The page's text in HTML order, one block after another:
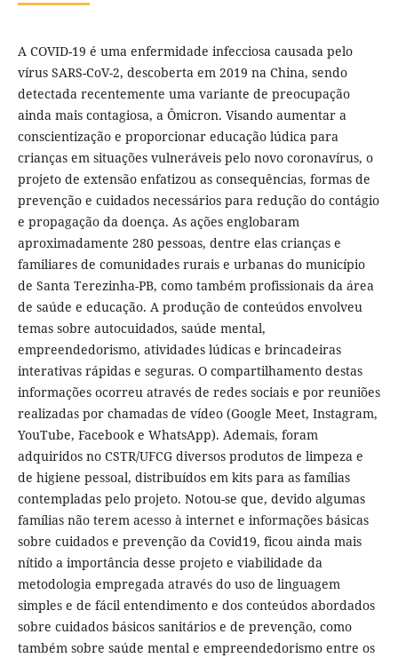
A COVID-19 é uma enfermidade infecciosa causada pelo
vírus SARS-CoV-2, descoberta em 2019 na China, sendo
detectada recentemente uma variante de preocupação
ainda mais contagiosa, a Ômicron. Visando aumentar a
conscientização e proporcionar educação lúdica para
crianças em situações vulneráveis pelo novo coronavírus, o
projeto de extensão enfatizou as consequências, formas de
prevenção e cuidados necessários para redução do contágio
e propagação da doença. As ações englobaram
aproximadamente 280 pessoas, dentre elas crianças e
familiares de comunidades rurais e urbanas do município
de Santa Terezinha-PB, como também profissionais da área
de saúde e educação. A produção de conteúdos envolveu
temas sobre autocuidados, saúde mental,
empreendedorismo, atividades lúdicas e brincadeiras
interativas rápidas e seguras. O compartilhamento destas
informações ocorreu através de redes sociais e por reuniões
realizadas por chamadas de vídeo (Google Meet, Instagram,
YouTube, Facebook e WhatsApp). Ademais, foram
adquiridos no CSTR/UFCG diversos produtos de limpeza e
de higiene pessoal, distribuídos em kits para as famílias
contempladas pelo projeto. Notou-se que, devido algumas
famílias não terem acesso à internet e informações básicas
sobre cuidados e prevenção da Covid19, ficou ainda mais
nítido a importância desse projeto e viabilidade da
metodologia empregada através do uso de linguagem
simples e de fácil entendimento e dos conteúdos abordados
sobre cuidados básicos sanitários e de prevenção, como
também sobre saúde mental e empreendedorismo entre os